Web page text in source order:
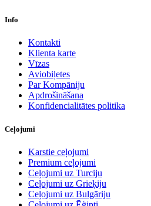
Info
Kontakti
Klienta karte
Vīzas
Aviobiļetes
Par Kompāniju
Apdrošināšana
Konfidencialitātes politika
Ceļojumi
Karstie ceļojumi
Premium ceļojumi
Ceļojumi uz Turciju
Ceļojumi uz Grieķiju
Ceļojumi uz Bulgāriju